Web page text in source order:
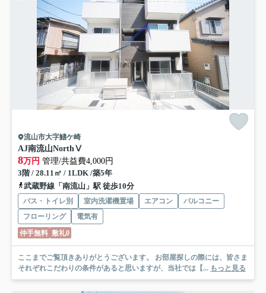
流山市大字鰭ケ崎
AJ南流山NorthⅤ
8万円 管理/共益費4,000円
3階 / 28.11㎡ / 1LDK /築5年
武蔵野線「南流山」駅 徒歩10分
バス・トイレ別 室内洗濯機置場 エアコン
バルコニー
フローリング
電気有
仲手無料 敷礼0
ここまでご覧頂きありがとうございます。 お部屋探しの際には、皆さま
それぞれこだわりの条件があると思いますが、当社では【... もっと見る